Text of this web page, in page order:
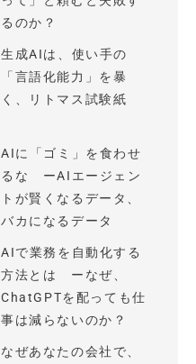
るのか？
生成AIは、使い手の
「言語化能力」を暴
く、リトマス試験紙
AIに「ゴミ」を食わせ
るな ーAIエージェン
トが賢くなるデータ、
バカになるデータ
AIで業務を自動化する
方法とは ーなぜ、
ChatGPTを配っても仕
事は減らないのか？
なぜあなたの会社で、